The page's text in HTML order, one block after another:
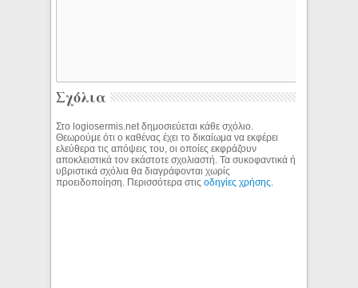
Σχόλια
Στο logiosermis.net δημοσιεύεται κάθε σχόλιο.
Θεωρούμε ότι ο καθένας έχει το δικαίωμα να εκφέρει
ελεύθερα τις απόψεις του, οι οποίες εκφράζουν
αποκλειστικά τον εκάστοτε σχολιαστή. Τα συκοφαντικά ή
υβριστικά σχόλια θα διαγράφονται χωρίς
προειδοποίηση. Περισσότερα στιςοδηγίες χρήσης